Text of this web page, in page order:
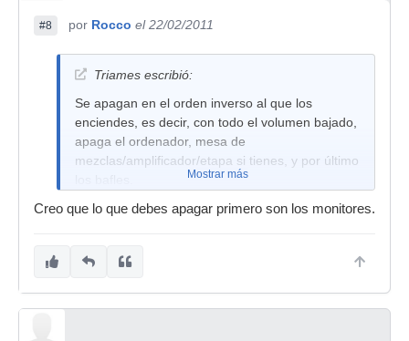
#8 por Rocco el 22/02/2011
Triames escribió:
Se apagan en el orden inverso al que los
enciendes, es decir, con todo el volumen bajado,
apaga el ordenador, mesa de
mezclas/amplificador/etapa si tienes, y por último
Mostrar más
Creo que lo que debes apagar primero son los monitores.